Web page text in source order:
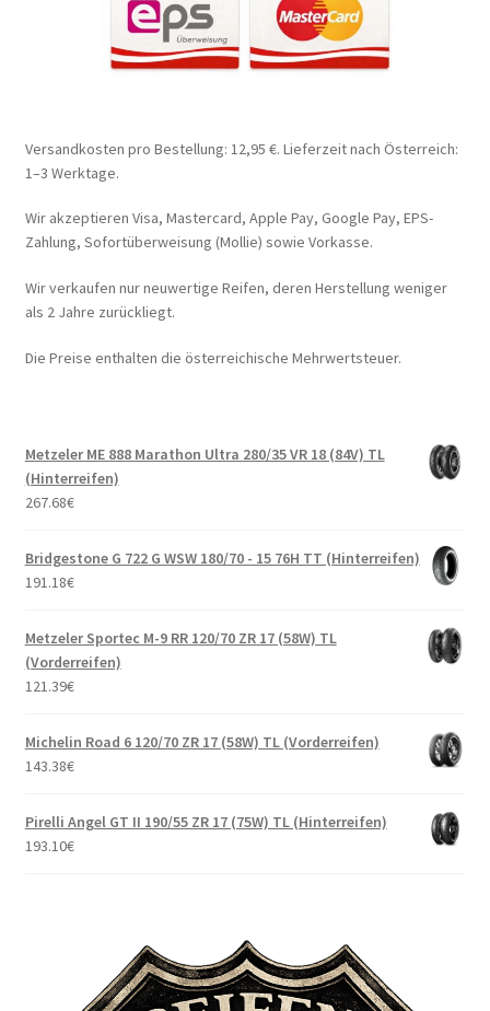
Versandkosten pro Bestellung: 12,95 €. Lieferzeit nach Österreich:
1–3 Werktage.
Wir akzeptieren Visa, Mastercard, Apple Pay, Google Pay, EPS-
Zahlung, Sofortüberweisung (Mollie) sowie Vorkasse.
Wir verkaufen nur neuwertige Reifen, deren Herstellung weniger
als 2 Jahre zurückliegt.
Die Preise enthalten die österreichische Mehrwertsteuer.
Metzeler ME 888 Marathon Ultra 280/35 VR 18 (84V) TL
(Hinterreifen)
267.68€
Bridgestone G 722 G WSW 180/70 - 15 76H TT (Hinterreifen)
191.18€
Metzeler Sportec M-9 RR 120/70 ZR 17 (58W) TL
(Vorderreifen)
121.39€
Michelin Road 6 120/70 ZR 17 (58W) TL (Vorderreifen)
143.38€
Pirelli Angel GT II 190/55 ZR 17 (75W) TL (Hinterreifen)
193.10€